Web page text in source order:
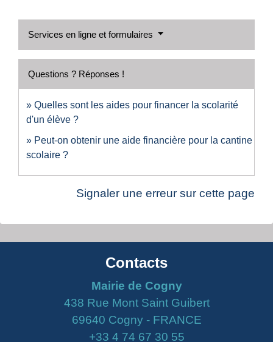
Services en ligne et formulaires
Questions ? Réponses !
Quelles sont les aides pour financer la scolarité
d'un élève ?
Peut-on obtenir une aide financière pour la cantine
scolaire ?
Signaler une erreur sur cette page
Contacts
Mairie de Cogny
438 Rue Mont Saint Guibert
69640 Cogny - FRANCE
+33 4 74 67 30 55